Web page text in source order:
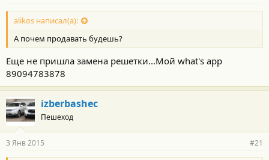
alikos написал(а):
А почем продавать будешь?
Еще не пришла замена решетки...Мой what's app
89094783878
izberbashec
Пешеход
3 Янв 2015 #21